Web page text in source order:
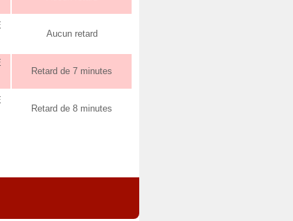
Aucun retard
Retard de 7 minutes
Retard de 8 minutes